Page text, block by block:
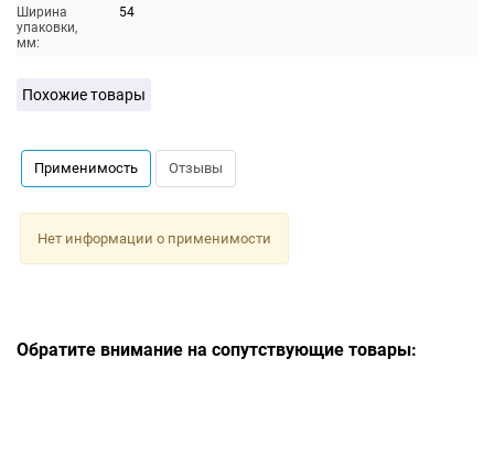
Ширина
упаковки,
мм:
54
Похожие товары
Применимость Отзывы
Нет информации о применимости
Обратите внимание на сопутствующие товары: